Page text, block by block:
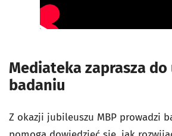
Mediateka zaprasza do
badaniu
Z okazji jubileuszu MBP prowadzi